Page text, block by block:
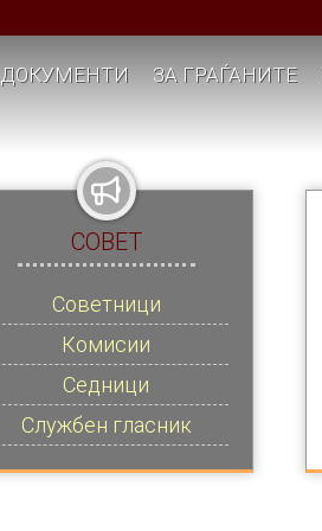
ДОКУМЕНТИ ЗА ГРАЃАНИТЕ
СОВЕТ
Советници
Комисии
Седници
Службен гласник